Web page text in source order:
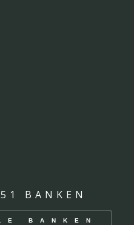
BANKEN
BANKEN